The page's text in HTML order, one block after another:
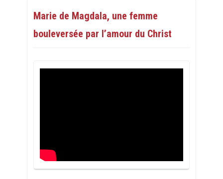
Marie de Magdala, une femme
bouleversée par l’amour du Christ